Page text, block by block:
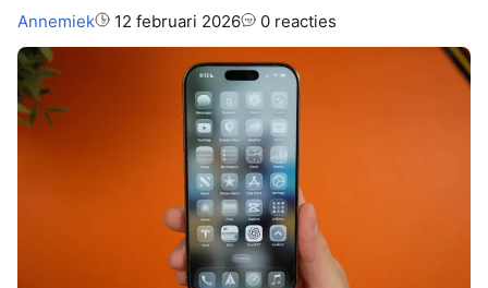
Auteur:
Annemiek 12 februari 2026 0 reacties